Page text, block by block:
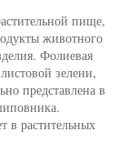
пище,
животного
Фолиевая
зелени,
представлена в
в растительных